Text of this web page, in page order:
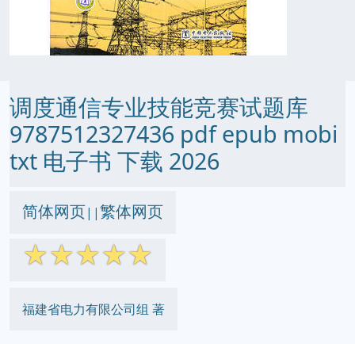
调度通信专业技能竞赛试题库
9787512327436 pdf epub mobi
txt 电子书 下载 2026
简体网页||繁体网页
☆☆☆☆☆
福建省电力有限公司组 著